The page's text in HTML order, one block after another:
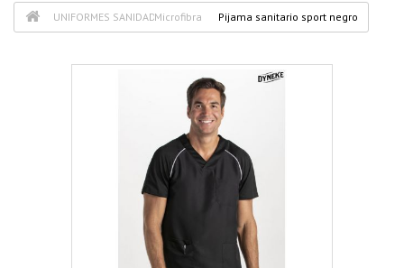
UNIFORMES SANIDADMicrofibra Pijama sanitario sport negro